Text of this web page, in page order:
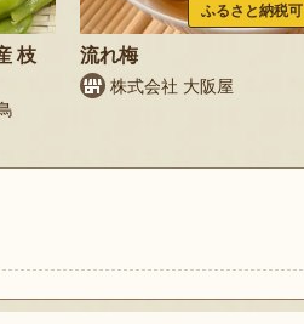
枝
ふるさと納税可
流れ梅
株式会社 大阪屋